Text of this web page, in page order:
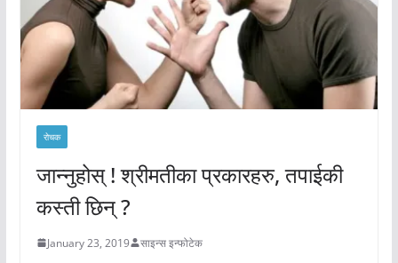
रोचक
जान्नुहोस् ! श्रीमतीका प्रकारहरु, तपाईकी
कस्ती छिन् ?
January 23, 2019 साइन्स इन्फोटेक